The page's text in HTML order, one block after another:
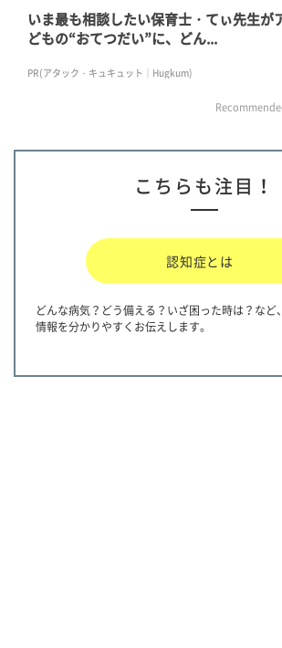
いま最も相談したい保育士・てぃ先生が
どもの“おてつだい”に、どん...
PR(アタック・キュキュット｜Hugkum)
こちらも注目！
認知症とは
どんな病気？どう備える？いざ困った時は？など
情報を分かりやすくお伝えします。